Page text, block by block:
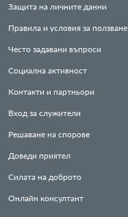
Защита на личните данни
Правила и условия за ползване
Често задавани въпроси
Социална активност
Контакти и партньори
Вход за служители
Решаване на спорове
Доведи приятел
Силата на доброто
Онлайн консултант